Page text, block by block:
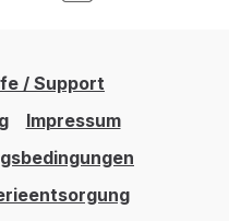
/ Support
Impressum